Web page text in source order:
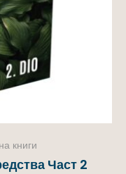
книги
Част 2